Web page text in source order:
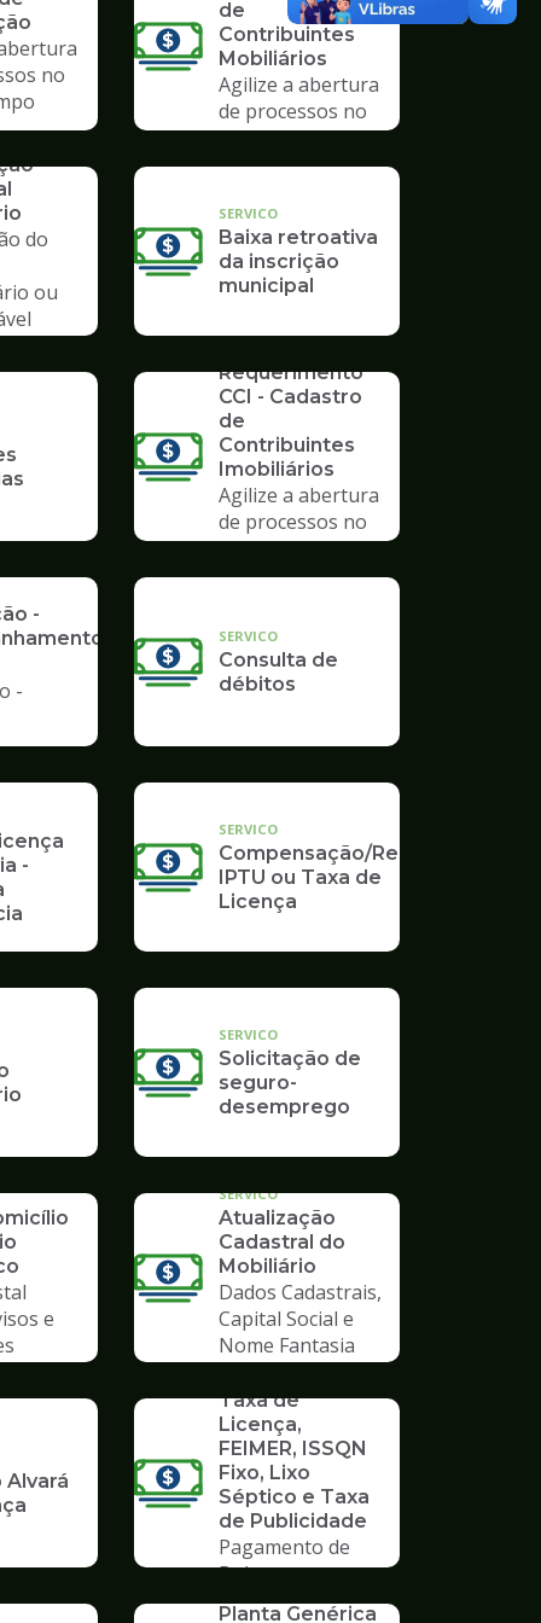
no
de
Contribuintes
Mobiliários
Agilize a abertura
de processos no
Poupatempo
do
ou
SERVICO
Baixa retroativa
da inscrição
municipal
Requerimento
CCI - Cadastro
de
Contribuintes
Imobiliários
Agilize a abertura
de processos no
Poupatempo
-
-
SERVICO
Consulta de
débitos
-
SERVICO
Compensação/Restituição
IPTU ou Taxa de
Licença
SERVICO
Solicitação de
seguro-
desemprego
e
SERVICO
Atualização
Cadastral do
Mobiliário
Dados Cadastrais,
Capital Social e
Nome Fantasia
Alvará
Taxa de
Licença,
FEIMER, ISSQN
Fixo, Lixo
Séptico e Taxa
de Publicidade
Pagamento de
Boleto
Planta Genérica